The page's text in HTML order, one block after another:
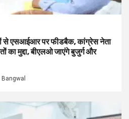
से एसआईआर पर फीडबैक, कांग्रेस नेता
का मुद्दा, बीएलओ जाएंगे बुजुर्ग और